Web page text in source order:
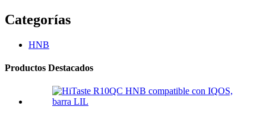
Categorías
HNB
Productos Destacados